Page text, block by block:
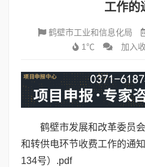
工作的
鹤壁市工业和信息化局
1℃
加入
鹤壁市发展和改革委员
和转供电环节收费工作的通
134号）.pdf